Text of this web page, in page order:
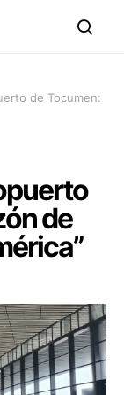
de Tocumen:
de